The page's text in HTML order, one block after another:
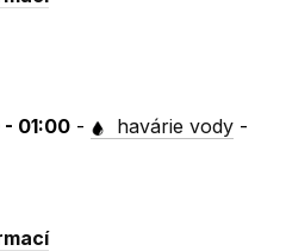
- 01:00 - havárie vody -